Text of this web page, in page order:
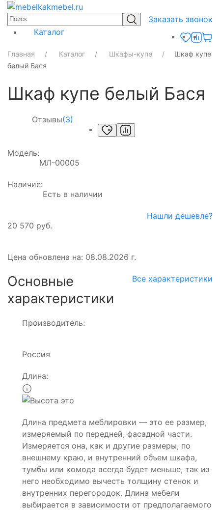
Заказать звонок
Каталог
Главная Каталог Шкафы-купе
Шкаф купе
белый Бася
Шкаф купе белый Бася
Отзывы(3)
Модель:
МЛ-00005
Наличие:
Есть в наличии
20 570 руб.
Нашли дешевле?
Цена обновлена на: 08.08.2026 г.
Основные
характеристики
Все характеристики
Производитель:
Россия
Длина:
Длина предмета меблировки — это ее размер,
измеряемый по передней, фасадной части.
Измеряется она, как и другие размеры, по
внешнему краю, и внутренний объем шкафа,
тумбы или комода всегда будет меньше, так из
него необходимо вычесть толщину стенок и
внутренних перегородок. Длина мебели
выбирается в зависимости от предполагаемого